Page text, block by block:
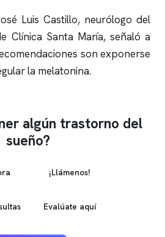
Luis Castillo, neurólogo del
Clínica Santa María, señaló a
son exponerse
la melatonina.
algún trastorno del
sueño?
¡Llámenos!
Evalúate aquí